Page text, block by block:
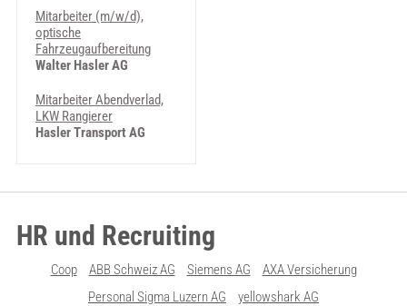
Mitarbeiter (m/w/d),
optische
Fahrzeugaufbereitung
Walter Hasler AG
Mitarbeiter Abendverlad,
LKW Rangierer
Hasler Transport AG
HR und Recruiting
Coop ABB Schweiz AG Siemens AG
AXA Versicherung
Personal Sigma Luzern AG
yellowshark AG